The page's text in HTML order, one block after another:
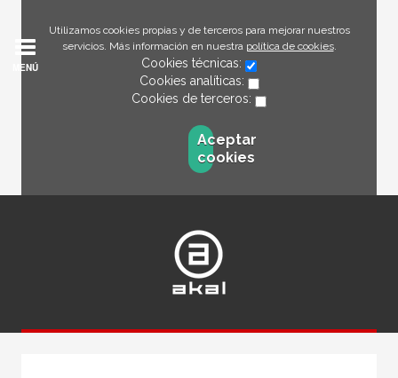
Utilizamos cookies propias y de terceros para mejorar nuestros
servicios. Más información en nuestra política de cookies.
Cookies técnicas:
Cookies analíticas:
Cookies de terceros:
Aceptar
cookies
MENÚ